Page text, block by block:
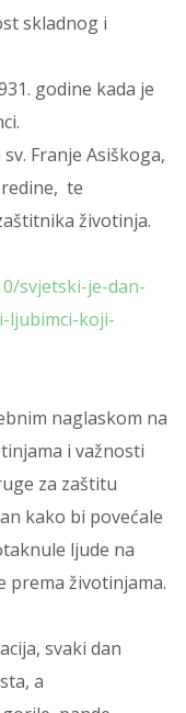
skladnog i
godine kada je
Franje Asiškoga,
te
životinja.
svjetski-je-dan-
ljubimci-koji-
naglaskom na
i važnosti
za zaštitu
kako bi povećale
ljude na
prema životinjama.
svaki dan
a